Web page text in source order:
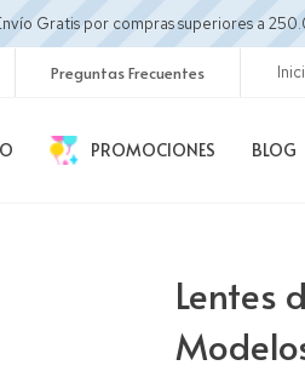
Gratis por compras superiores a
Preguntas Frecuentes
PROMOCIONES BLOG
Lentes